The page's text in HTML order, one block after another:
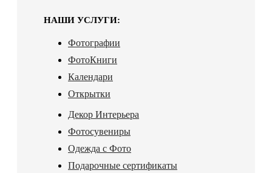
НАШИ УСЛУГИ:
Фотографии
ФотоКниги
Календари
Открытки
Декор Интерьера
Фотосувениры
Одежда с Фото
Подарочные сертификаты